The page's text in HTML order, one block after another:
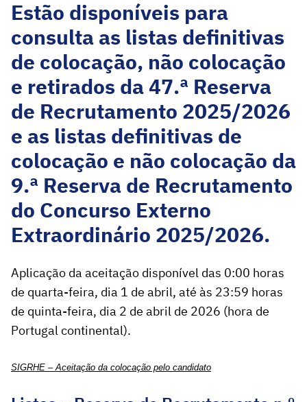
Estão disponíveis para
consulta as listas definitivas
de colocação, não colocação
e retirados da 47.ª Reserva
de Recrutamento 2025/2026
e as listas definitivas de
colocação e não colocação da
9.ª Reserva de Recrutamento
do Concurso Externo
Extraordinário 2025/2026.
Aplicação da aceitação disponível das 0:00 horas
de quarta-feira, dia 1 de abril, até às 23:59 horas
de quinta-feira, dia 2 de abril de 2026 (hora de
Portugal continental).
SIGRHE – Aceitação da colocação pelo candidato